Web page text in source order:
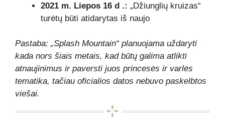
2021 m. Liepos 16 d .: „Džiunglių kruizas“
turėtų būti atidarytas iš naujo
Pastaba: „Splash Mountain“ planuojama uždaryti
kada nors šiais metais, kad būtų galima atlikti
atnaujinimus ir paversti juos princesės ir varlės
tematika, tačiau oficialios datos nebuvo paskelbtos
viešai.